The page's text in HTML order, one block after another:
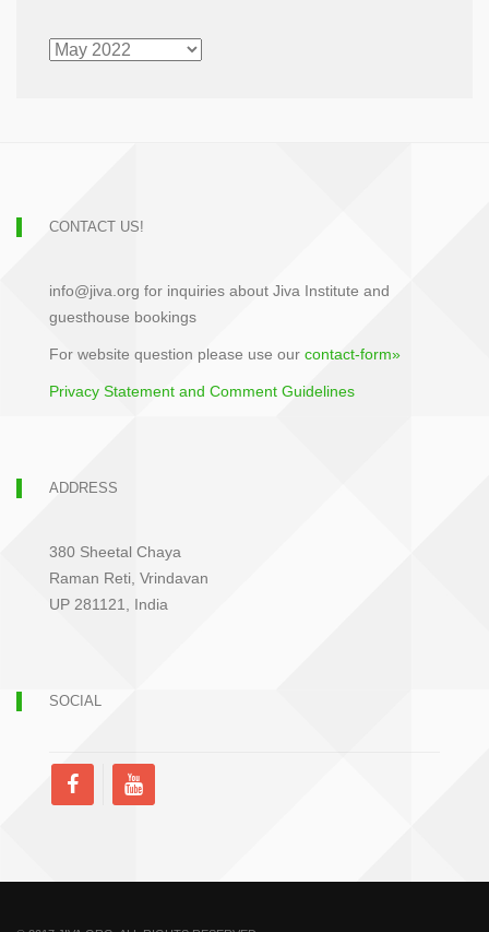
CHRONOLOGICAL
ARCHIVE
CONTACT US!
info@jiva.org for inquiries about Jiva Institute and
guesthouse bookings
For website question please use our contact-form»
Privacy Statement and Comment Guidelines
ADDRESS
380 Sheetal Chaya
Raman Reti, Vrindavan
UP 281121, India
SOCIAL